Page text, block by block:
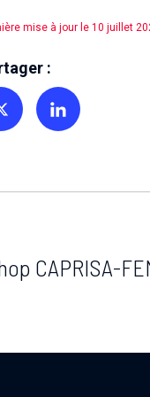
mise à jour le 10 juillet
:
Partager sur TwitterPartager sur Linkedin
CAPRISA-